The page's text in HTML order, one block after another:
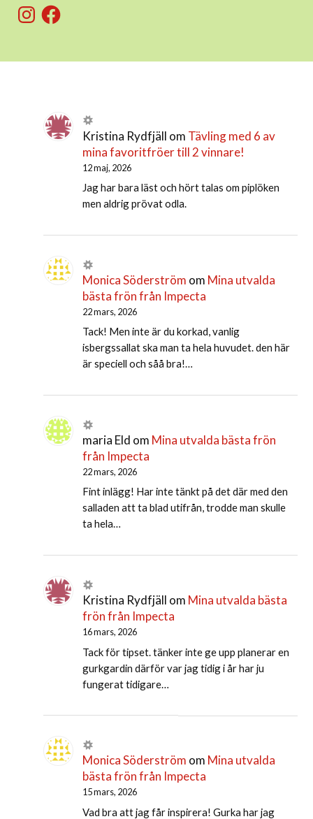
InstagramFacebook
Kristina Rydfjäll om Tävling med 6 av
mina favoritfröer till 2 vinnare!
12 maj, 2026
Jag har bara läst och hört talas om piplöken
men aldrig prövat odla.
Monica Söderström om Mina utvalda
bästa frön från Impecta
22 mars, 2026
Tack! Men inte är du korkad, vanlig
isbergssallat ska man ta hela huvudet. den här
är speciell och såå bra!…
maria Eld om Mina utvalda bästa frön
från Impecta
22 mars, 2026
Fint inlägg! Har inte tänkt på det där med den
salladen att ta blad utifrån, trodde man skulle
ta hela…
Kristina Rydfjäll om Mina utvalda bästa
frön från Impecta
16 mars, 2026
Tack för tipset. tänker inte ge upp planerar en
gurkgardin därför var jag tidig i år har ju
fungerat tidigare…
Monica Söderström om Mina utvalda
bästa frön från Impecta
15 mars, 2026
Vad bra att jag får inspirera! Gurka har jag